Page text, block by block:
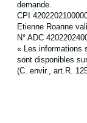
demande.
CPI
Etienne Roanne
N° ADC
« Les informations
sont disponibles
(C. envir., art.R.